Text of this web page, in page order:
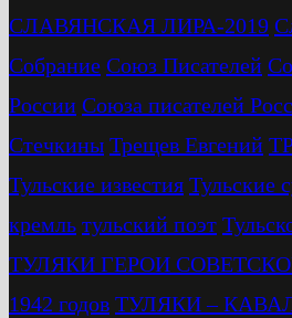
СЛАВЯНСКАЯ ЛИРА-2019
Собрание Союз Писателей
России Союза писателей
Стечкины Трещев Евгений
Тульские известия Тульские
кремль тульский поэт
ТУЛЯКИ ГЕРОИ
1942 годов ТУЛЯКИ –